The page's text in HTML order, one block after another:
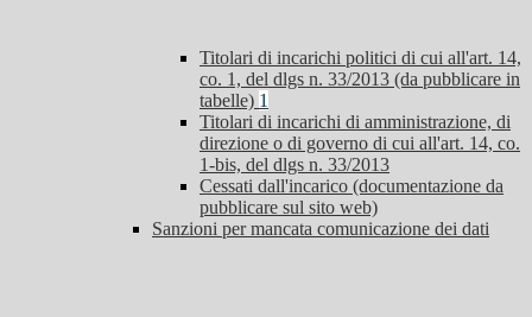
Titolari di incarichi politici di cui all'art. 14,
co. 1, del dlgs n. 33/2013 (da pubblicare in
tabelle) 1
Titolari di incarichi di amministrazione, di
direzione o di governo di cui all'art. 14, co.
1-bis, del dlgs n. 33/2013
Cessati dall'incarico (documentazione da
pubblicare sul sito web)
Sanzioni per mancata comunicazione dei dati